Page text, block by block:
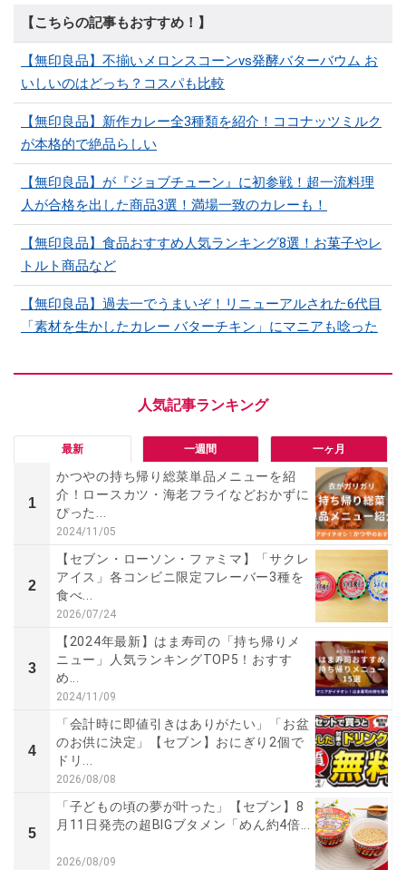
【こちらの記事もおすすめ！】
【無印良品】不揃いメロンスコーンvs発酵バターバウム お
いしいのはどっち？コスパも比較
【無印良品】新作カレー全3種類を紹介！ココナッツミルク
が本格的で絶品らしい
【無印良品】が『ジョブチューン』に初参戦！超一流料理
人が合格を出した商品3選！満場一致のカレーも！
【無印良品】食品おすすめ人気ランキング8選！お菓子やレ
トルト商品など
【無印良品】過去一でうまいぞ！リニューアルされた6代目
「素材を生かしたカレー バターチキン」にマニアも唸った
最新 一週間 一ヶ月
1
かつやの持ち帰り総菜単品メニューを紹
介！ロースカツ・海老フライなどおかずに
ぴった...
2024/11/05
2
【セブン・ローソン・ファミマ】「サクレ
アイス」各コンビニ限定フレーバー3種を
食べ...
2026/07/24
3
【2024年最新】はま寿司の「持ち帰りメ
ニュー」人気ランキングTOP5！おすす
め...
2024/11/09
4
「会計時に即値引きはありがたい」「お盆
のお供に決定」【セブン】おにぎり2個で
ドリ...
2026/08/08
5
「子どもの頃の夢が叶った」【セブン】8
月11日発売の超BIGブタメン「めん約4倍...
2026/08/09